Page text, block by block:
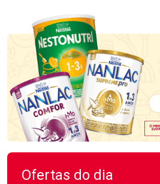
Ofertas do dia